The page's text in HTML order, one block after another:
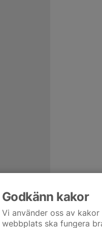
Godkänn kakor
Vi använder oss av
webbplats ska fungera